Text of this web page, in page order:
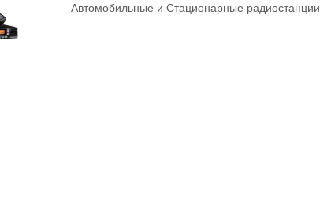
купить в 1 клик
Автомобильные и Стационарные радиостанции